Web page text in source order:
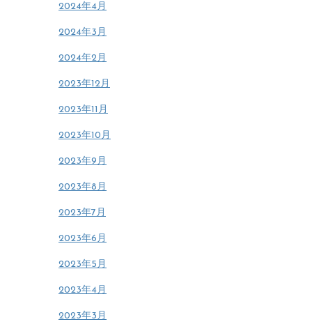
2024年4月
2024年3月
2024年2月
2023年12月
2023年11月
2023年10月
2023年9月
2023年8月
2023年7月
2023年6月
2023年5月
2023年4月
2023年3月